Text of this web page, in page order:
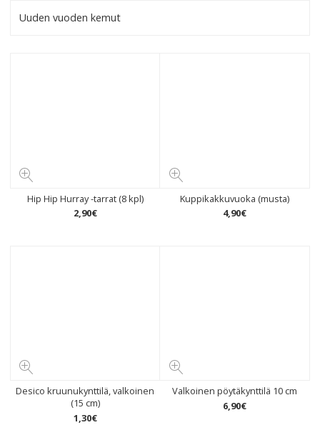
Uuden vuoden kemut
Hip Hip Hurray -tarrat (8 kpl)
2,90€
Kuppikakkuvuoka (musta)
4,90€
Desico kruunukynttilä, valkoinen
(15 cm)
1,30€
Valkoinen pöytäkynttilä 10 cm
6,90€